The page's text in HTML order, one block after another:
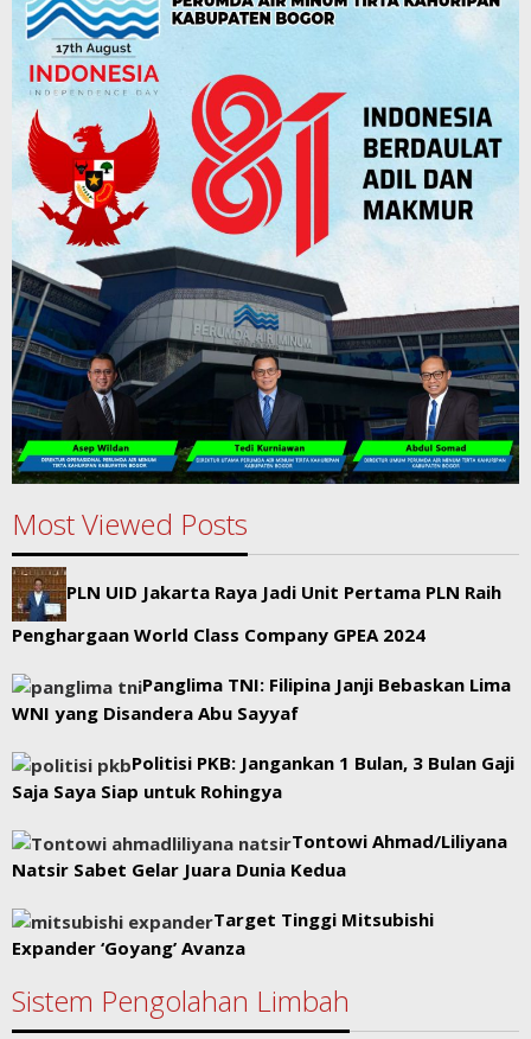
Most Viewed Posts
PLN UID Jakarta Raya Jadi Unit Pertama PLN Raih
Penghargaan World Class Company GPEA 2024
Panglima TNI: Filipina Janji Bebaskan Lima
WNI yang Disandera Abu Sayyaf
Politisi PKB: Jangankan 1 Bulan, 3 Bulan Gaji
Saja Saya Siap untuk Rohingya
Tontowi Ahmad/Liliyana
Natsir Sabet Gelar Juara Dunia Kedua
Target Tinggi Mitsubishi
Expander ‘Goyang’ Avanza
Sistem Pengolahan Limbah